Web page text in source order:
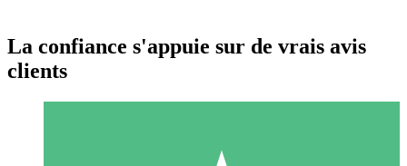
La confiance s'appuie sur de vrais avis
clients